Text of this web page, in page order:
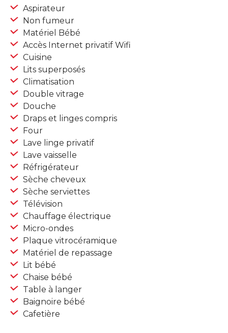
Aspirateur
Non fumeur
Matériel Bébé
Accès Internet privatif Wifi
Cuisine
Lits superposés
Climatisation
Double vitrage
Douche
Draps et linges compris
Four
Lave linge privatif
Lave vaisselle
Réfrigérateur
Sèche cheveux
Sèche serviettes
Télévision
Chauffage électrique
Micro-ondes
Plaque vitrocéramique
Matériel de repassage
Lit bébé
Chaise bébé
Table à langer
Baignoire bébé
Cafetière